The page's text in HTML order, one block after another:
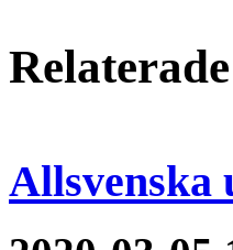
Allsvenska